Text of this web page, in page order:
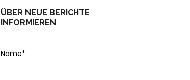
ÜBER NEUE BERICHTE
INFORMIEREN
Name*